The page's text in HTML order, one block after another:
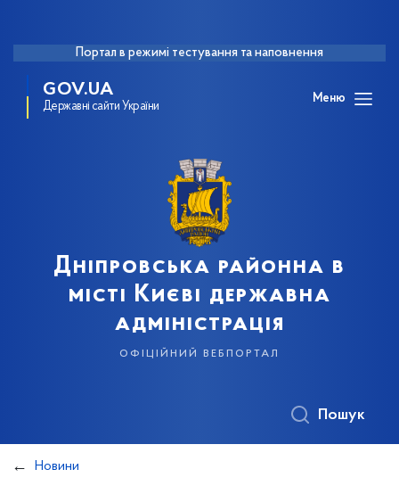
Портал в режимі тестування та наповнення
GOV.UA
Державні сайти України
Меню
Дніпровська районна в
місті Києві державна
адміністрація
офіційний вебпортал
Пошук
Новини